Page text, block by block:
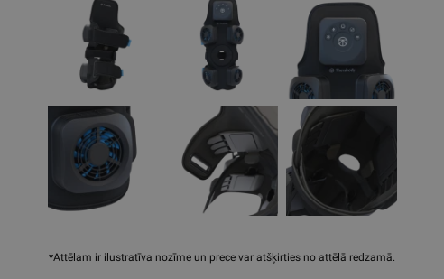
*Attēlam ir ilustratīva nozīme un prece var atšķirties no attēlā redzamā.